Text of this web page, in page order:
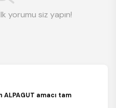
yorumu siz yapın!
amacı tam